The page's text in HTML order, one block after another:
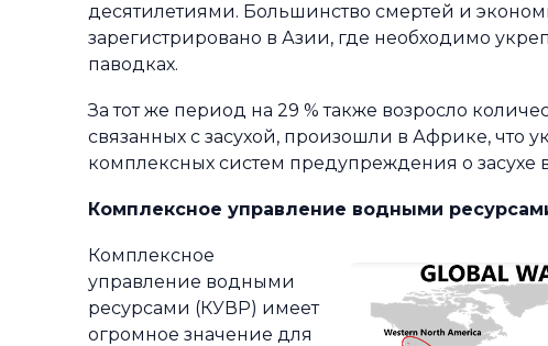
десятилетиями. Большинство смертей и
зарегистрировано в Азии, где необходимо
паводках.
За тот же период на 29 % также возросло
связанных с засухой, произошли в Африке, что
комплексных систем предупреждения о засухе
Комплексное управление водными
Комплексное
управление водными
ресурсами (КУВР) имеет
огромное значение для